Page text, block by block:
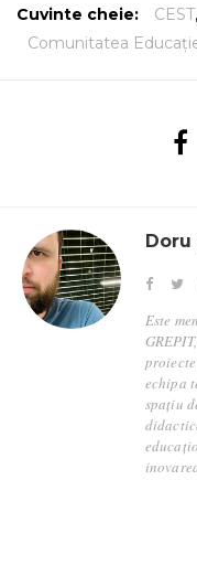
Cuvinte cheie: CEST,
Comunitatea
Doru
Este
echipa
spațiu